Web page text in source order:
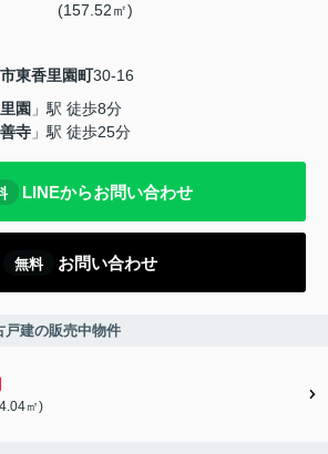
(157.52㎡)
東香里園町30-16
園 」駅 徒歩8分
寺 」駅 徒歩25分
LINEからお問い合わせ
無料 お問い合わせ
戸建の販売中物件
㎡)